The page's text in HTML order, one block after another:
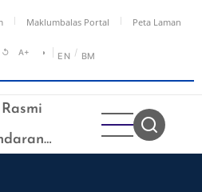
Maklumbalas Portal Peta Laman
↺ A+ ◑ EN / BM